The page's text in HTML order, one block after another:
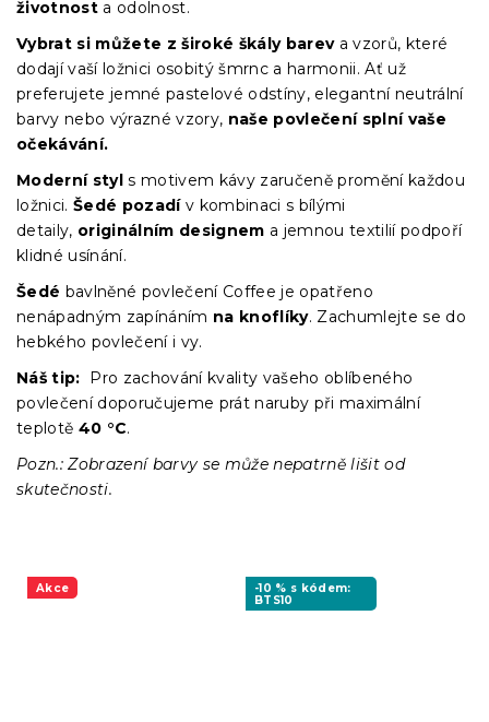
životnost a odolnost.
Vybrat si můžete z široké škály bareva vzorů, které
dodají vaší ložnici osobitý šmrnc a harmonii. Ať už
preferujete jemné pastelové odstíny, elegantní neutrální
barvy nebo výrazné vzory, naše povlečení splní vaše
očekávání.
Moderní styl s motivem kávy zaručeně promění každou
ložnici. Šedé pozadí v kombinaci s bílými
detaily, originálním designem a jemnou textilií podpoří
klidné usínání.
Šedé bavlněné povlečení Coffee je opatřeno
nenápadným zapínáním na knoflíky. Zachumlejte se do
hebkého povlečení i vy.
Náš tip: Pro zachování kvality vašeho oblíbeného
povlečení doporučujeme prát naruby při maximální
teplotě 40 °C.
Pozn.: Zobrazení barvy se může nepatrně lišit od
skutečnosti.
Akce
-10 % s kódem:
BTS10